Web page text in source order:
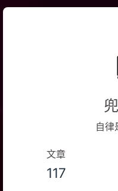
自律
文章
117